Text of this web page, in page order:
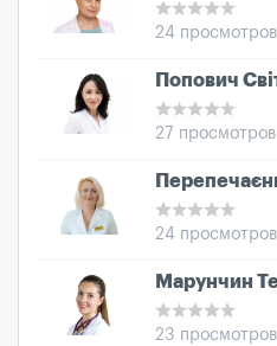
24 просмотров
Попович
27 просмотров
24 просмотров
Марунчин
23 просмотров